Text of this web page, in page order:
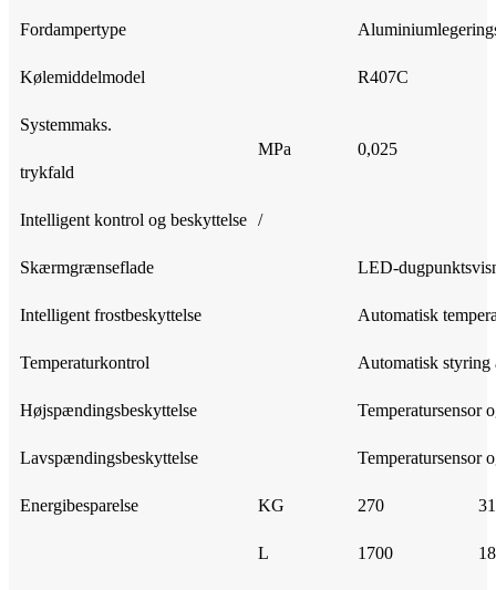
Fordampertype
Kølemiddelmodel R407C
Systemmaks.
MPa
0,025
trykfald
Intelligent kontrol og beskyttelse /
Skærmgrænseflade LED-
Intelligent frostbeskyttelse Automatisk
Temperaturkontrol Automatisk styring
Højspændingsbeskyttelse Temperatursensor
Lavspændingsbeskyttelse Temperatursensor
Energibesparelse KG 270
L 1700